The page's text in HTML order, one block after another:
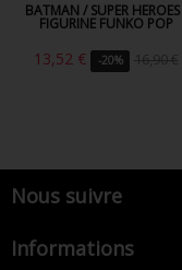
BATMAN / SUPER
FIGURINE FUNKO POP
13,52 € -20% 16,90 €
Nous suivre
Informations